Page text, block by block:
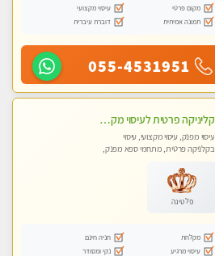
מקום פרטי
עיסוי מקצועי
תמונה אמיתית
דוברת עיברית
055-4531951
קליניקה פרטית לעיסוי מקצועי ואלטרנטיבי ברמה גבוהה VIP תתקשר ..... highly recommended..new in the city
עיסוי מפנק, עיסוי מקצועי, עיסוי
בקלניקה פרטית, מתחמי ספא מפנק,
טנטרה, עיסוי מגבר לגבר, עיסוי מגבר
לאישה
פלטינה
מקלחת
חניה חינם
עיסוי מרגיע
נקי ומסודר